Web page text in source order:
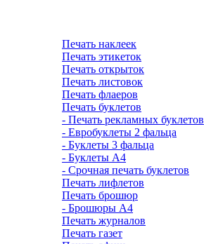
Печать наклеек
Печать этикеток
Печать открыток
Печать листовок
Печать флаеров
Печать буклетов
- Печать рекламных буклетов
- Евробуклеты 2 фальца
- Буклеты 3 фальца
- Буклеты А4
- Срочная печать буклетов
Печать лифлетов
Печать брошюр
- Брошюры А4
Печать журналов
Печать газет